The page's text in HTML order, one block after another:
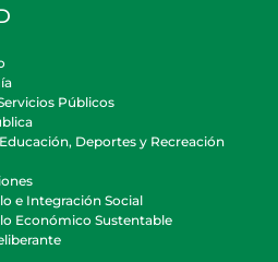
Públicos
Deportes y Recreación
e Integración Social
Económico Sustentable